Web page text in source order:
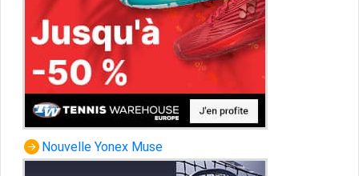
Nouvelle Yonex Muse